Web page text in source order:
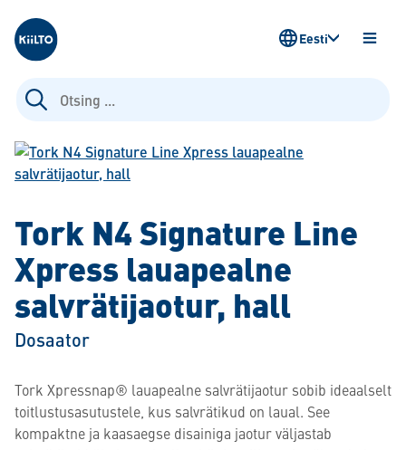
Kiilto Estonia
Otsi:
AVA
Eesti
Tork N4 Signature Line
Xpress lauapealne
salvrätijaotur, hall
Dosaator
Tork Xpressnap® lauapealne salvrätijaotur sobib ideaalselt
toitlustusasutustele, kus salvrätikud on laual. See
kompaktne ja kaasaegse disainiga jaotur väljastab